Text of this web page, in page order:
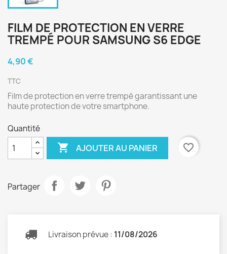
FILM DE PROTECTION EN VERRE
TREMPÉ POUR SAMSUNG S6 EDGE
4,90 €
TTC
Film de protection en verre trempé garantissant une
haute protection de votre smartphone.
Quantité
 AJOUTER AU PANIER favorite_border
Partager
Livraison prévue : 11/08/2026